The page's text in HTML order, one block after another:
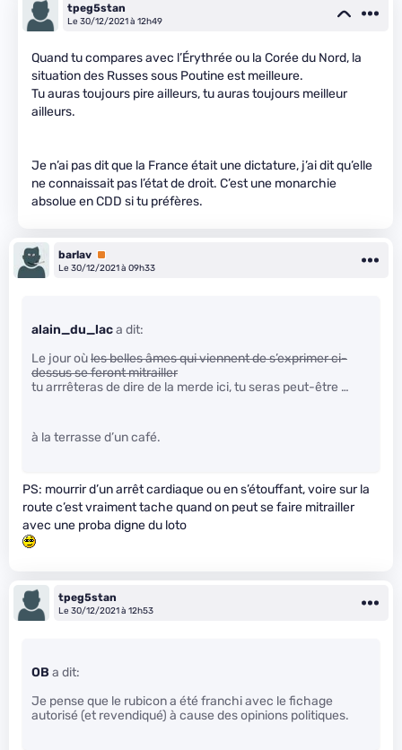
tpeg5stan
Le 30/12/2021 à 12h49
Quand tu compares avec l’Érythrée ou la Corée du Nord, la
situation des Russes sous Poutine est meilleure.
Tu auras toujours pire ailleurs, tu auras toujours meilleur
ailleurs.
Je n’ai pas dit que la France était une dictature, j’ai dit qu’elle
ne connaissait pas l’état de droit. C’est une monarchie
absolue en CDD si tu préfères.
barlav Premium
Le 30/12/2021 à 09h33
alain_du_laca dit:
Le jour oùles belles âmes qui viennent de s’exprimer ci-
dessus se feront mitrailler
tu arrrêteras de dire de la merde ici, tu seras peut-être …
à la terrasse d’un café.
PS: mourrir d’un arrêt cardiaque ou en s’étouffant, voire sur la
route c’est vraiment tache quand on peut se faire mitrailler
avec une proba digne du loto
tpeg5stan
Le 30/12/2021 à 12h53
OB a dit:
Je pense que le rubicon a été franchi avec le fichage
autorisé (et revendiqué) à cause des opinions politiques.